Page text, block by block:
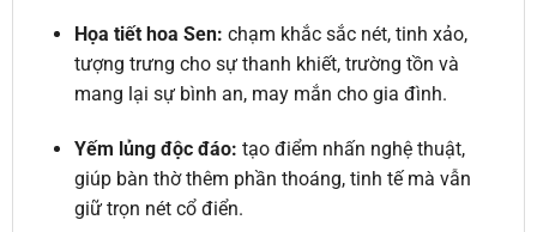
Họa tiết hoa Sen: chạm khắc sắc nét, tinh xảo,
tượng trưng cho sự thanh khiết, trường tồn và
mang lại sự bình an, may mắn cho gia đình.
Yếm lủng độc đáo: tạo điểm nhấn nghệ thuật,
giúp bàn thờ thêm phần thoáng, tinh tế mà vẫn
giữ trọn nét cổ điển.